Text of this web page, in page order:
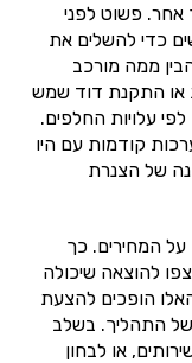
אחר. פשוט לפני
כדי להשלים את
ממה מורכב
או התקנת דוד שמש
עלויות החלפים.
קודמות עם היו
של הצנרת
המחירים. כך
להוצאה שיכולה
הופכים להצעת
התהליך. בשלב
או לבחון